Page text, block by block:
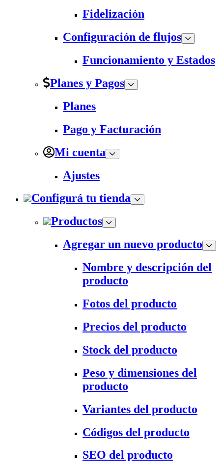
Fidelización
Configuración de flujos
Funcionamiento y Estados
Planes y Pagos
Planes
Pago y Facturación
Mi cuenta
Ajustes
Configurá tu tienda
Productos
Agregar un nuevo producto
Nombre y descripción del
producto
Fotos del producto
Precios del producto
Stock del producto
Peso y dimensiones del
producto
Variantes del producto
Códigos del producto
SEO del producto